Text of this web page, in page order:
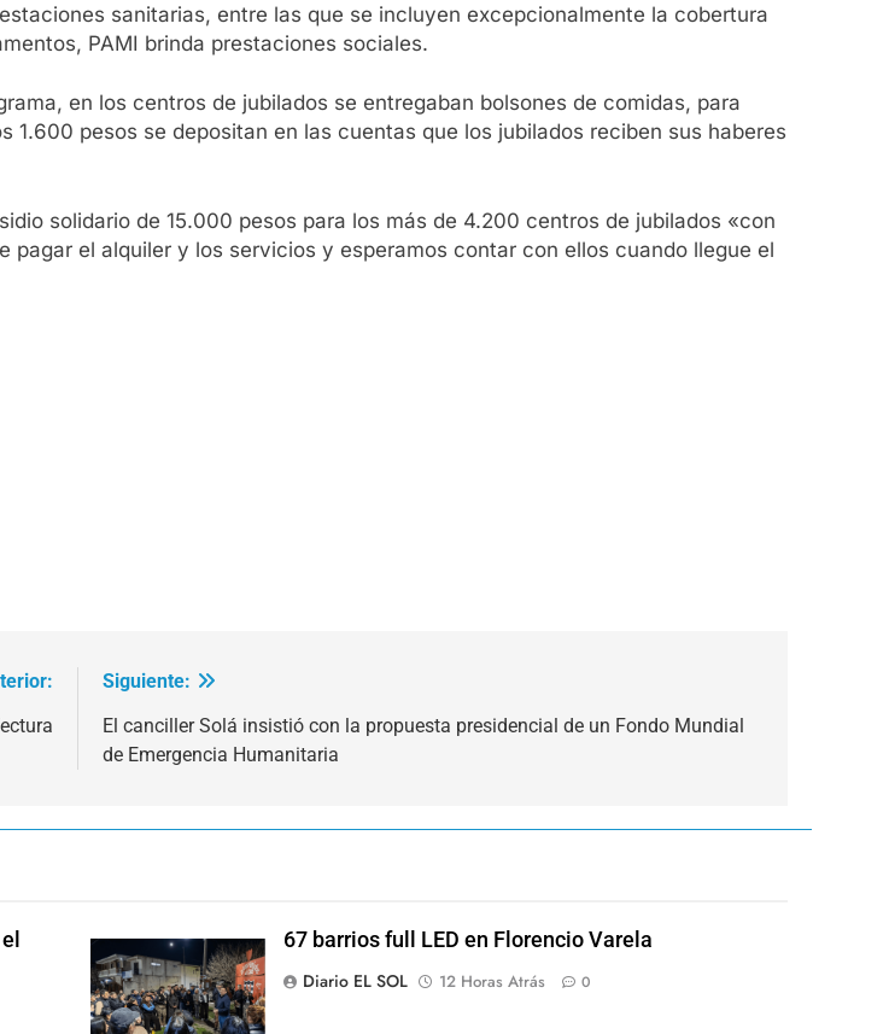
sanitarias, entre las que se incluyen excepcionalmente la cobertura
PAMI brinda prestaciones sociales.
en los centros de jubilados se entregaban bolsones de comidas, para
pesos se depositan en las cuentas que los jubilados reciben sus haberes
solidario de 15.000 pesos para los más de 4.200 centros de jubilados «con
el alquiler y los servicios y esperamos contar con ellos cuando llegue el
Siguiente:
El canciller Solá insistió con la propuesta presidencial de un Fondo Mundial
de Emergencia Humanitaria
67 barrios full LED en Florencio Varela
Diario EL SOL
12 Horas Atrás 0